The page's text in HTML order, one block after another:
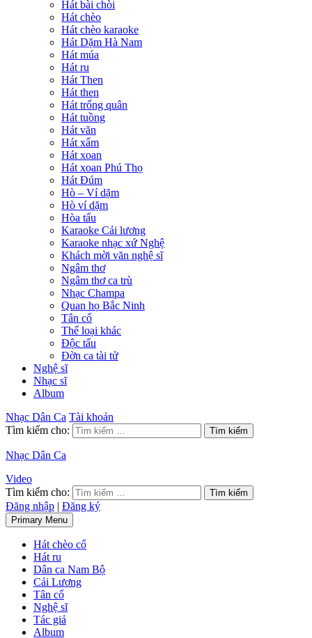
Hát bài chòi
Hát chèo
Hát chèo karaoke
Hát Dặm Hà Nam
Hát múa
Hát ru
Hát Then
Hát then
Hát trống quân
Hát tuồng
Hát văn
Hát xẩm
Hát xoan
Hát xoan Phú Thọ
Hát Đúm
Hò – Ví dặm
Hò ví dặm
Hòa tấu
Karaoke Cải lương
Karaoke nhạc xứ Nghệ
Khách mời văn nghệ sĩ
Ngâm thơ
Ngâm thơ ca trù
Nhạc Champa
Quan họ Bắc Ninh
Tân cổ
Thể loại khác
Độc tấu
Đờn ca tài tử
Nghệ sĩ
Nhạc sĩ
Album
Nhạc Dân Ca Tài khoản
Tìm kiếm cho:
Nhạc Dân Ca
Video
Tìm kiếm cho:
Đăng nhập | Đăng ký
Primary Menu
Hát chèo cổ
Hát ru
Dân ca Nam Bộ
Cải Lương
Tân cổ
Nghệ sĩ
Tác giả
Album